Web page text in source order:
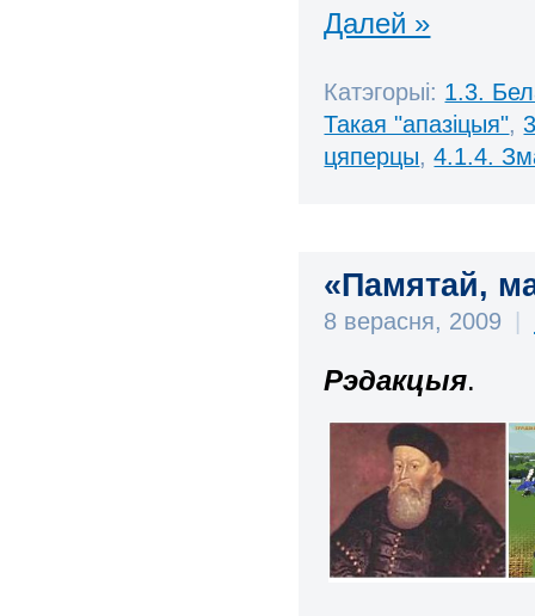
Далей »
Катэгорыі: 1.3.
Такая "апазіцыя",
цяперцы,4.1.4.
«Памятай,
8 верасня, 2009
Рэдакцыя.